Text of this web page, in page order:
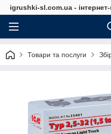
igrushki-sl.com.ua -
Товари та послуги